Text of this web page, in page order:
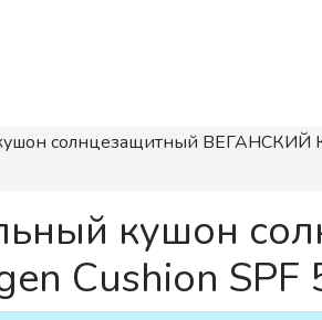
солнцезащитный ВЕГАНСКИЙ
кушон
Cushion SPF